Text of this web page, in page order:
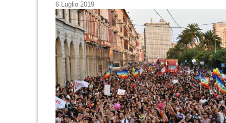
6 Luglio 2019